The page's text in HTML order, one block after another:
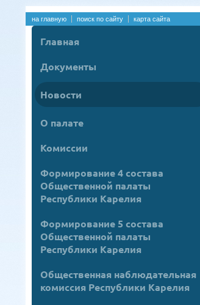
на главную поиск по сайту карта сайта
Главная
Документы
Новости
О палате
Комиссии
Формирование 4 состава
Общественной палаты
Республики Карелия
Формирование 5 состава
Общественной палаты
Республики Карелия
Общественная наблюдательная
комиссия Республики Карелия